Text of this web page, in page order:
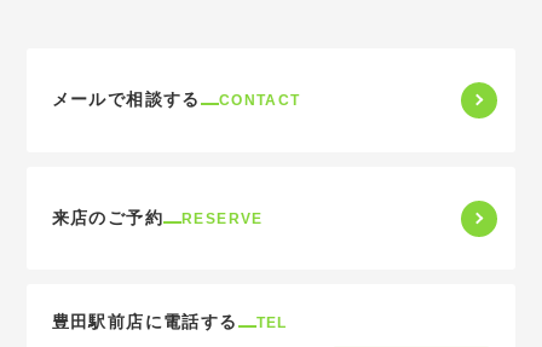
メールで相談する CONTACT
来店のご予約 RESERVE
豊田駅前店に電話する TEL